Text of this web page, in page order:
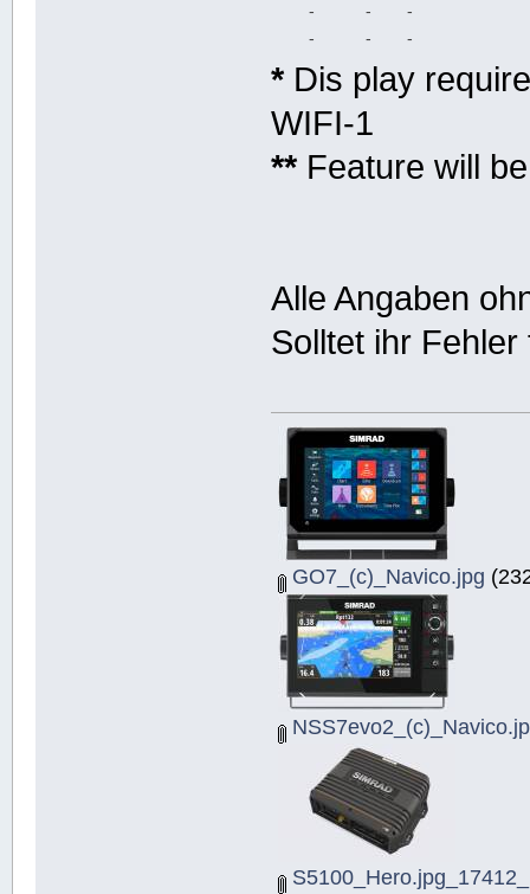
-
-
-
-
- -
* Dis play
WIFI-1
** Feature will
Alle Angaben
Solltet ihr
GO7_(c)_Navico.jpg